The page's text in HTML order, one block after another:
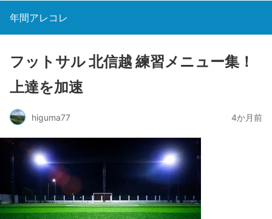
年間アレコレ
フットサル 北信越 練習メニュー集！
上達を加速
higuma77 4か月前